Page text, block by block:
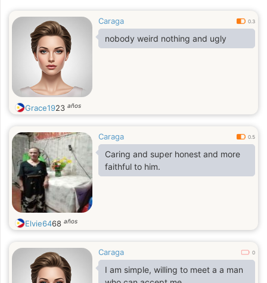
Caraga 0.3
nobody weird nothing and ugly
Grace1923 años
Caraga 0.5
Caring and super honest and more
faithful to him.
Elvie6468 años
Caraga 0
I am simple, willing to meet a a man